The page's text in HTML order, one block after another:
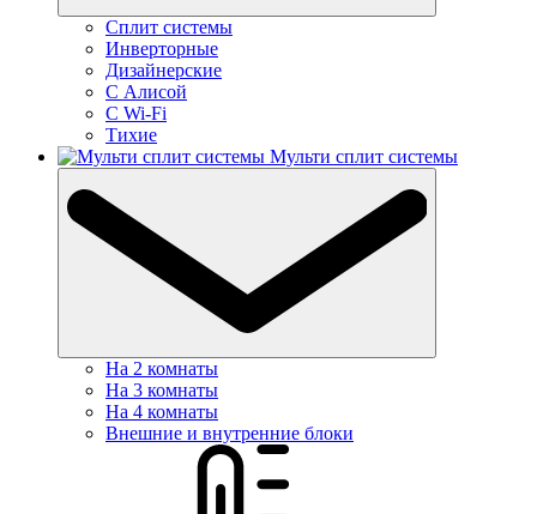
Сплит системы
Инверторные
Дизайнерские
С Алисой
C Wi-Fi
Тихие
Мульти сплит системы
На 2 комнаты
На 3 комнаты
На 4 комнаты
Внешние и внутренние блоки